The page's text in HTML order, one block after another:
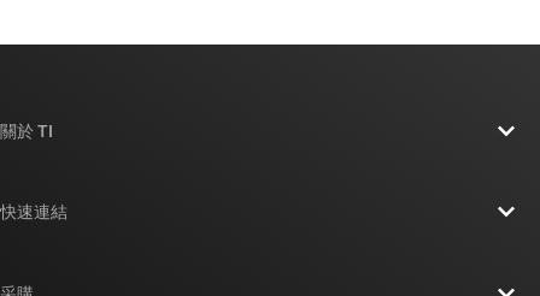
關於 TI
快速連結